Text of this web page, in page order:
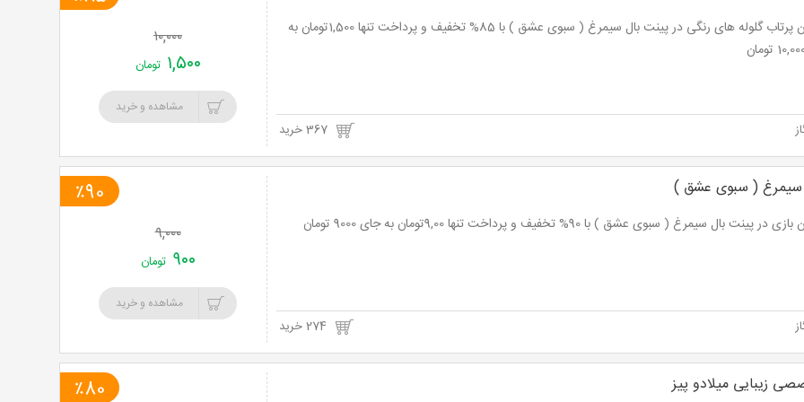
هیجان پرتاب گلوله های رنگی در پینت بال سیمرغ ( سبوی عشق ) با 85% تخفیف و پرداخت تنها 1,500تومان به
367 خرید
۱۰,۰۰۰
۱,۵۰۰ تومان
مشاهده و خرید
سیمرغ ( سبوی عشق )
پینت بال سیمرغ ( سبوی عشق ) با 90% تخفیف و پرداخت تنها 9,00تومان به جای 9000 تومان
٪90
۹,۰۰۰
۹۰۰ تومان
مشاهده و خرید
زیبایی میلادو پیز ٪80